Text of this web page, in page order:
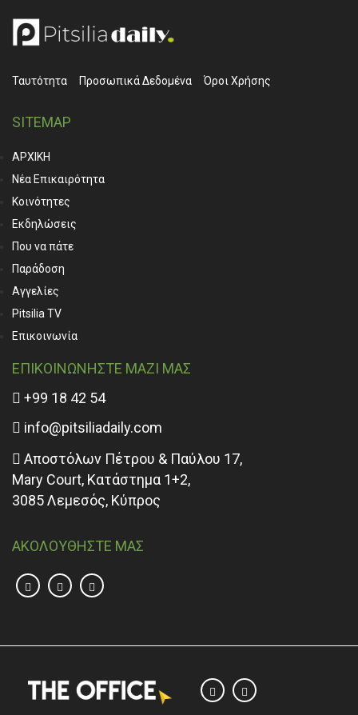
Ταυτότητα Προσωπικά ∆εδομένα Όροι Χρήσης
SITEMAP
ΑΡΧΙΚΗ
Νέα Επικαιρότητα
Κοινότητες
Εκδηλώσεις
Που να πάτε
Παράδοση
Αγγελίες
Pitsilia TV
Επικοινωνία
ΕΠΙΚΟΙΝΩΝΗΣΤΕ ΜΑΖΙ ΜΑΣ
+99 18 42 54
info@pitsiliadaily.com
Αποστόλων Πέτρου & Παύλου 17,
Mary Court, Κατάστημα 1+2,
3085 Λεμεσός, Κύπρος
ΑΚΟΛΟΥΘΗΣΤΕ ΜΑΣ